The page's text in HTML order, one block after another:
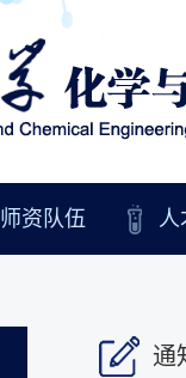
师资队伍 人
通